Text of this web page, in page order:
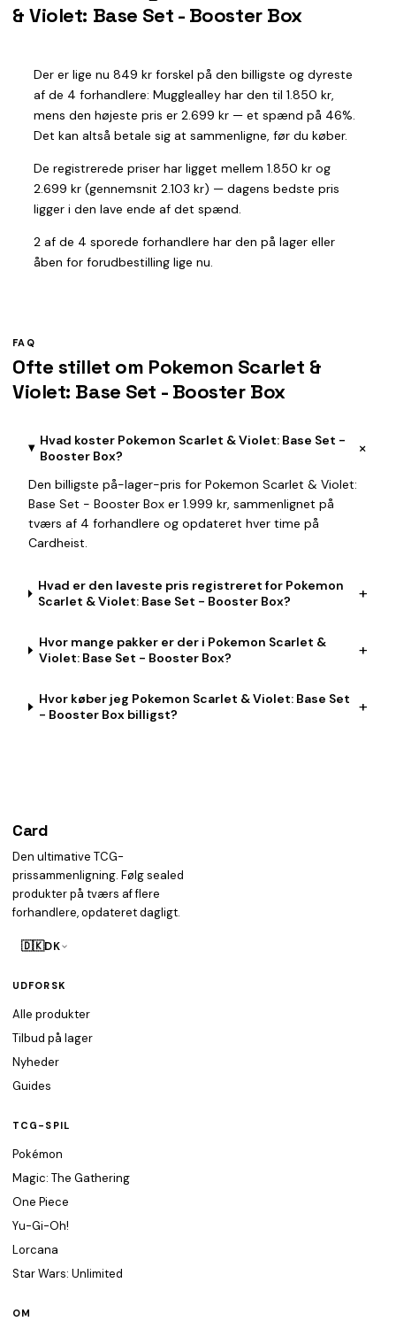
& Violet: Base Set - Booster Box
Der er lige nu 849 kr forskel på den billigste og dyreste
af de 4 forhandlere: Mugglealley har den til 1.850 kr,
mens den højeste pris er 2.699 kr — et spænd på 46%.
Det kan altså betale sig at sammenligne, før du køber.
De registrerede priser har ligget mellem 1.850 kr og
2.699 kr (gennemsnit 2.103 kr) — dagens bedste pris
ligger i den lave ende af det spænd.
2 af de 4 sporede forhandlere har den på lager eller
åben for forudbestilling lige nu.
FAQ
Ofte stillet om Pokemon Scarlet &
Violet: Base Set - Booster Box
Hvad koster Pokemon Scarlet & Violet: Base Set -
Booster Box?
+
Den billigste på-lager-pris for Pokemon Scarlet & Violet:
Base Set - Booster Box er 1.999 kr, sammenlignet på
tværs af 4 forhandlere og opdateret hver time på
Cardheist.
Hvad er den laveste pris registreret for Pokemon
Scarlet & Violet: Base Set - Booster Box?
+
Hvor mange pakker er der i Pokemon Scarlet &
Violet: Base Set - Booster Box?
+
Hvor køber jeg Pokemon Scarlet & Violet: Base Set
- Booster Box billigst?
+
Card
Den ultimative TCG-
prissammenligning. Følg sealed
produkter på tværs af flere
forhandlere, opdateret dagligt.
🇩🇰DK
UDFORSK
Alle produkter
Tilbud på lager
Nyheder
Guides
TCG-SPIL
Pokémon
Magic: The Gathering
One Piece
Yu-Gi-Oh!
Lorcana
Star Wars: Unlimited
OM